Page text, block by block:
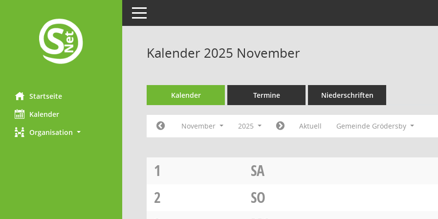
Startseite
Kalender
Organisation
Toggle navigation
Kalender 2025 November
Kalender Termine Niederschriften
November 2025 Aktuell Gemeinde Grödersby
1
SA
2
SO